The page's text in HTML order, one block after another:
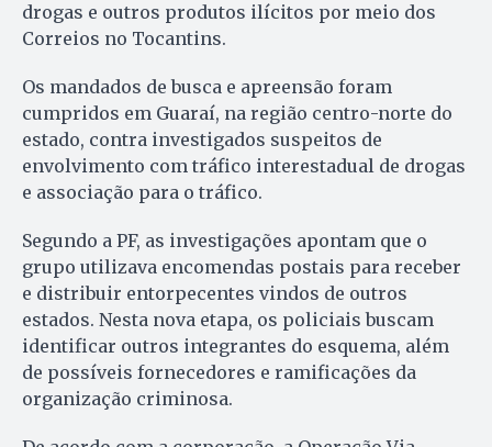
drogas e outros produtos ilícitos por meio dos
Correios no Tocantins.
Os mandados de busca e apreensão foram
cumpridos em Guaraí, na região centro-norte do
estado, contra investigados suspeitos de
envolvimento com tráfico interestadual de drogas
e associação para o tráfico.
Segundo a PF, as investigações apontam que o
grupo utilizava encomendas postais para receber
e distribuir entorpecentes vindos de outros
estados. Nesta nova etapa, os policiais buscam
identificar outros integrantes do esquema, além
de possíveis fornecedores e ramificações da
organização criminosa.